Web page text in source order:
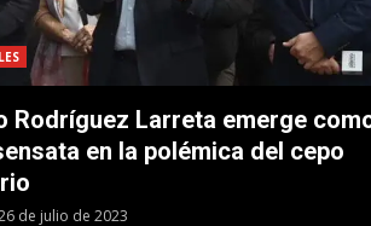
Rodríguez Larreta emerge
en la polémica del cepo
de julio de 2023